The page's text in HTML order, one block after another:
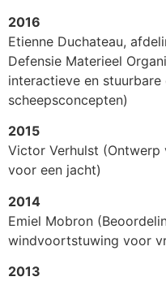
2016
Etienne Duchateau,
Defensie Materieel
interactieve en
scheepsconcepten)
2015
Victor Verhulst (Ontwerp
voor een jacht)
2014
Emiel Mobron
windvoortstuwing voor
2013